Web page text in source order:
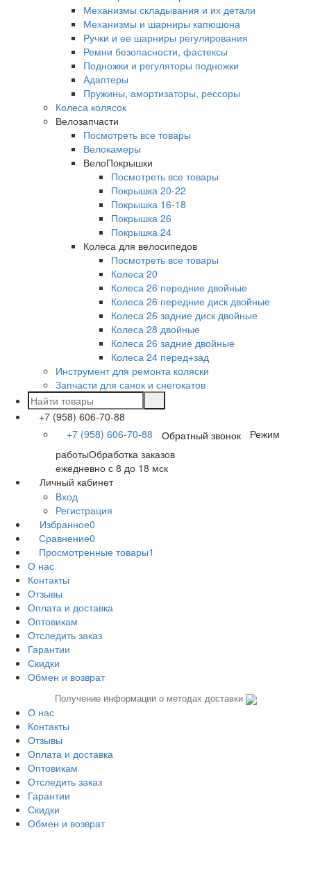
Механизмы складывания и их детали
Механизмы и шарниры капюшона
Ручки и ее шарниры регулирования
Ремни безопасности, фастексы
Подножки и регуляторы подножки
Адаптеры
Пружины, амортизаторы, рессоры
Колеса колясок
Велозапчасти
Посмотреть все товары
Велокамеры
ВелоПокрышки
Посмотреть все товары
Покрышка 20-22
Покрышка 16-18
Покрышка 26
Покрышка 24
Колеса для велосипедов
Посмотреть все товары
Колеса 20
Колеса 26 передние двойные
Колеса 26 передние диск двойные
Колеса 26 задние диск двойные
Колеса 28 двойные
Колеса 26 задние двойные
Колеса 24 перед+зад
Инструмент для ремонта коляски
Запчасти для санок и снегокатов
+7 (958) 606-70-88
+7 (958) 606-70-88
Обратный звонок
Режим
работыОбработка заказов
ежедневно с 8 до 18 мск
Личный кабинет
Вход
Регистрация
Избранное0
Сравнение0
Просмотренные товары1
О нас
Контакты
Отзывы
Оплата и доставка
Оптовикам
Отследить заказ
Гарантии
Скидки
Обмен и возврат
Получение информации о методах доставки
О нас
Контакты
Отзывы
Оплата и доставка
Оптовикам
Отследить заказ
Гарантии
Скидки
Обмен и возврат